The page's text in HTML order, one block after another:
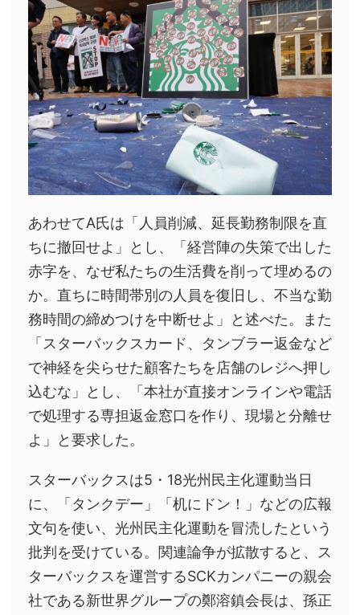
あわせてA氏は「人員削減、延長勤務制限を直
ちに撤回せよ」とし、「経営陣の失策で出した
赤字を、なぜ私たちの生活費を削って埋めるの
か。直ちに時間帯別の人員を復旧し、不当な勤
務時間の締めつけを中断せよ」と述べた。また
「スターバックスカード、タンブラー返金など
で神経を尖らせた顧客たちを店舗のレジへ押し
込むな」とし、「本社が直接オンラインや電話
で処理する専担返金窓口を作り、現場と分離せ
よ」と要求した。
スターバックスは5・18光州民主化運動当日
に、「タンクデー」「机にドン！」などの広報
文句を使い、光州民主化運動を冒涜したという
批判を受けている。関連論争が拡散すると、ス
ターバックスを運営するSCKカンパニーの親会
社である新世界グループの鄭溶鎮会長は、孫正